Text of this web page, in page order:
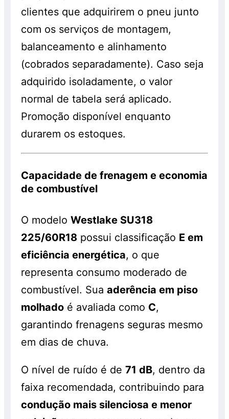
clientes que adquirirem o pneu junto
com os serviços de montagem,
balanceamento e alinhamento
(cobrados separadamente). Caso seja
adquirido isoladamente, o valor
normal de tabela será aplicado.
Promoção disponível enquanto
durarem os estoques.
Capacidade de frenagem e economia
de combustível
O modeloWestlake SU318
225/60R18 possui classificação E em
eficiência energética, o que
representa consumo moderado de
combustível. Suaaderência em piso
molhado é avaliada como C,
garantindo frenagens seguras mesmo
em dias de chuva.
O nível de ruído é de71 dB, dentro da
faixa recomendada, contribuindo para
condução mais silenciosa e menor